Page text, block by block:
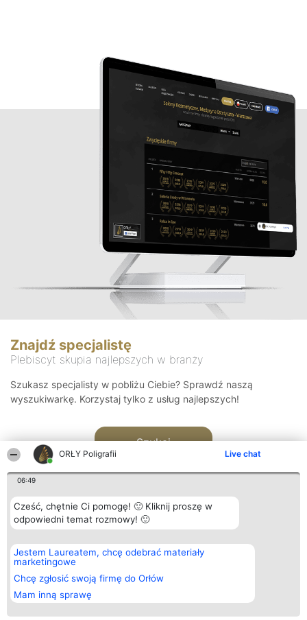
ORŁY Poligrafii Live chat
06:49
Cześć, chętnie Ci pomogę! 🙂 Kliknij proszę w
odpowiedni temat rozmowy! 🙂
Jestem Laureatem, chcę odebrać materiały
marketingowe
Chcę zgłosić swoją firmę do Orłów
Mam inną sprawę
Znajdź specjalistę
Plebiscyt skupia najlepszych w branży
Szukasz specjalisty w pobliżu Ciebie? Sprawdź naszą
wyszukiwarkę. Korzystaj tylko z usług najlepszych!
Szukaj
Organizator plebiscytu
Bright Side Solutions sp. z o.
o. sp. k.
ul. Ruska 22
Wrocław 50-079
KRS 0000749100 | Regon
381313360 | NIP 8943132676
Plebiscyt
Laureaci
wszystkich
Laureatów
Regulamin
Kontakt
Kontakt